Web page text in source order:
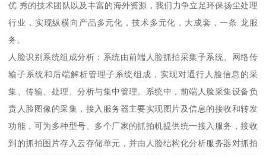
优 秀的技术团队以及丰富的海外资源，我们力争立足环保扬尘处理
行业，实现纵横向产品多元化，技术多元化，大成套，一条 龙服
务。
人脸识别系统组成分析：系统由前端人脸抓拍采集子系统、网络传
输子系统和后端解析管理子系统组成，实现对通行人脸信息的采
集、传输、处理、分析与集中管理。系统中，前端人脸采集设备负
责人脸图像的采集，接入服务器主要实现图片及信息的接收和转发
功能，可为多种型号、多个厂家的抓拍机提供统一接入服务，接收
到的抓拍图片存入云存储单元，并由人脸结构化分析服务器对抓拍